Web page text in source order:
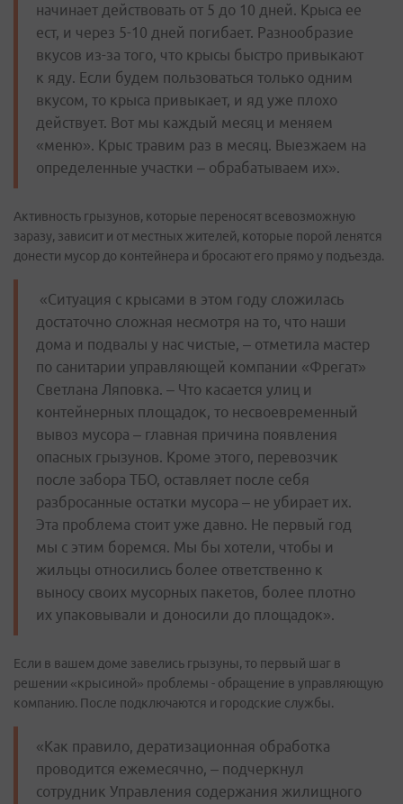
начинает действовать от 5 до 10 дней. Крыса ее
ест, и через 5-10 дней погибает. Разнообразие
вкусов из-за того, что крысы быстро привыкают
к яду. Если будем пользоваться только одним
вкусом, то крыса привыкает, и яд уже плохо
действует. Вот мы каждый месяц и меняем
«меню». Крыс травим раз в месяц. Выезжаем на
определенные участки – обрабатываем их».
Активность грызунов, которые переносят всевозможную
заразу, зависит и от местных жителей, которые порой ленятся
донести мусор до контейнера и бросают его прямо у подъезда.
«Ситуация с крысами в этом году сложилась
достаточно сложная несмотря на то, что наши
дома и подвалы у нас чистые, – отметила мастер
по санитарии управляющей компании «Фрегат»
Светлана Ляповка. – Что касается улиц и
контейнерных площадок, то несвоевременный
вывоз мусора – главная причина появления
опасных грызунов. Кроме этого, перевозчик
после забора ТБО, оставляет после себя
разбросанные остатки мусора – не убирает их.
Эта проблема стоит уже давно. Не первый год
мы с этим боремся. Мы бы хотели, чтобы и
жильцы относились более ответственно к
выносу своих мусорных пакетов, более плотно
их упаковывали и доносили до площадок».
Если в вашем доме завелись грызуны, то первый шаг в
решении «крысиной» проблемы - обращение в управляющую
компанию. После подключаются и городские службы.
«Как правило, дератизационная обработка
проводится ежемесячно, – подчеркнул
сотрудник Управления содержания жилищного